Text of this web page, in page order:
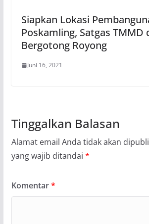
Siapkan Lokasi
Poskamling, Satgas TMMD
Bergotong Royong
Juni 16, 2021
Tinggalkan Balasan
Alamat email Anda tidak akan
yang wajib ditandai *
Komentar*